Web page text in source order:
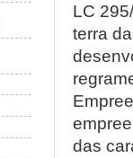
LC
terra
das